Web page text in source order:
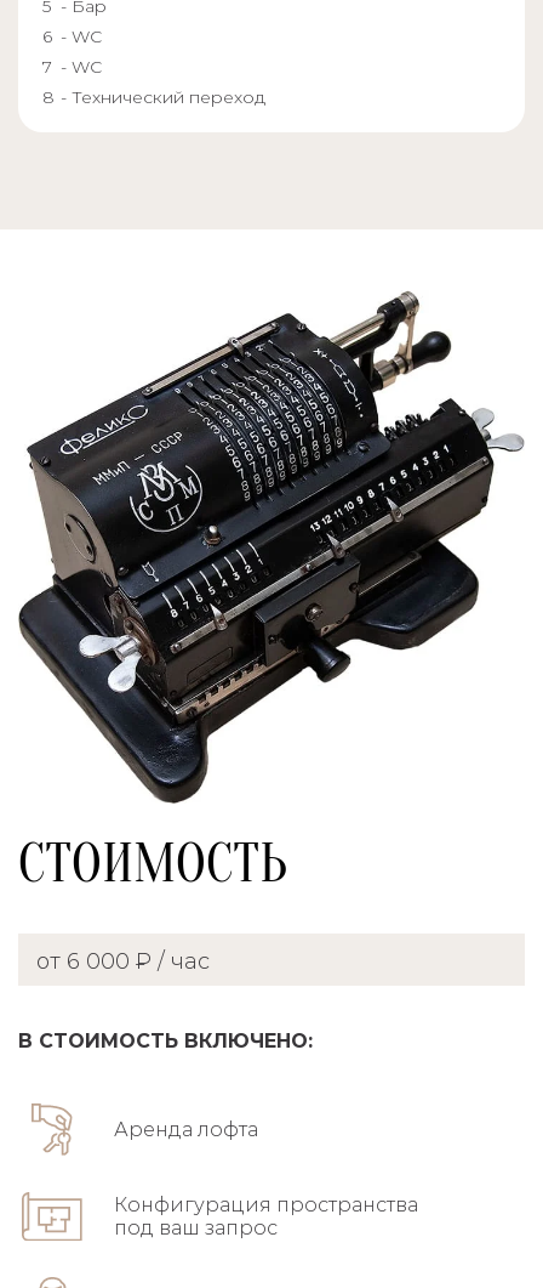
- Бар
- WC
- WC
- Технический переход
СТОИМОСТЬ
от 6 000 ₽ / час
В СТОИМОСТЬ ВКЛЮЧЕНО:
Аренда лофта
Конфигурация пространства
под ваш запрос